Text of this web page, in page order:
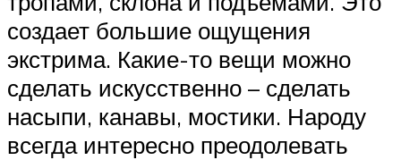
создает большие ощущения
экстрима. Какие-то вещи можно
сделать искусственно – сделать
насыпи, канавы, мостики. Народу
всегда интересно преодолевать